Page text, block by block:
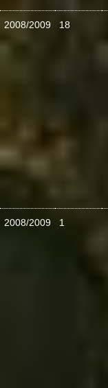
2008/2009 18
2008/2009 1